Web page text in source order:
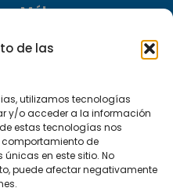
de las
utilizamos tecnologías
y/o acceder a la información
estas tecnologías nos
de
en este sitio. No
puede afectar negativamente
Málaga
Newsletter
HERE